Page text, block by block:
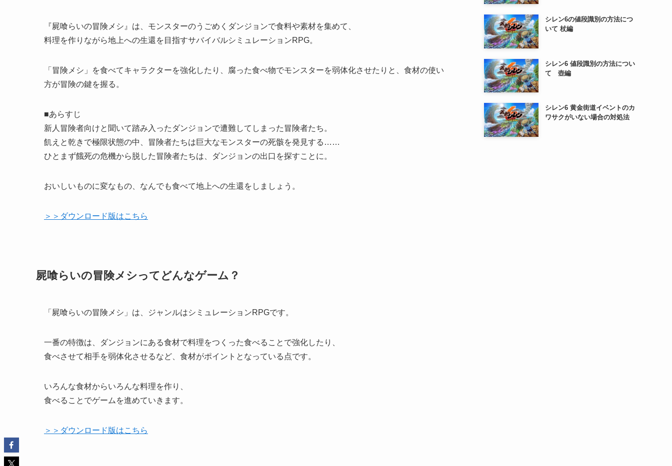
『屍喰らいの冒険メシ』は、モンスターのうごめくダンジョンで食料や素材を集めて、
料理を作りながら地上への生還を目指すサバイバルシミュレーションRPG。
「冒険メシ」を食べてキャラクターを強化したり、腐った食べ物でモンスターを弱体化させたりと、食材の使い
方が冒険の鍵を握る。
■あらすじ
新人冒険者向けと聞いて踏み入ったダンジョンで遭難してしまった冒険者たち。
飢えと乾きで極限状態の中、冒険者たちは巨大なモンスターの死骸を発見する……
ひとまず餓死の危機から脱した冒険者たちは、ダンジョンの出口を探すことに。
おいしいものに変なもの、なんでも食べて地上への生還をしましょう。
＞＞ダウンロード版はこちら
屍喰らいの冒険メシってどんなゲーム？
「屍喰らいの冒険メシ」は、ジャンルはシミュレーションRPGです。
一番の特徴は、ダンジョンにある食材で料理をつくった食べることで強化したり、
食べさせて相手を弱体化させるなど、食材がポイントとなっている点です。
いろんな食材からいろんな料理を作り、
食べることでゲームを進めていきます。
＞＞ダウンロード版はこちら
シレン6の値段識別の方法につ
いて 杖編
シレン6 値段識別の方法につい
て 壺編
シレン6 黄金街道イベントのカ
ワサクがいない場合の対処法